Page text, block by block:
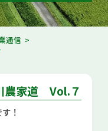
通信
農家道 Vol.７
！